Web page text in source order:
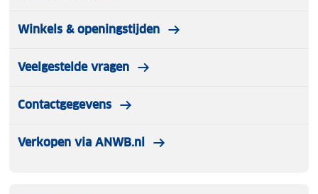
Winkels & openingstijden
Veelgestelde vragen
Contactgegevens
Verkopen via ANWB.nl